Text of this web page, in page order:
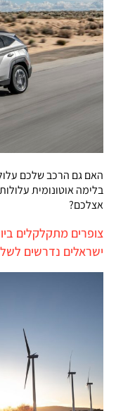
האם גם הרכב שלכם
בלימה אוטונומית
אצלכם?
צופרים מתקלקלים
ישראלים נדרשים